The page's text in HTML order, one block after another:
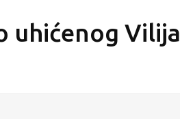
uhićenog Vilija